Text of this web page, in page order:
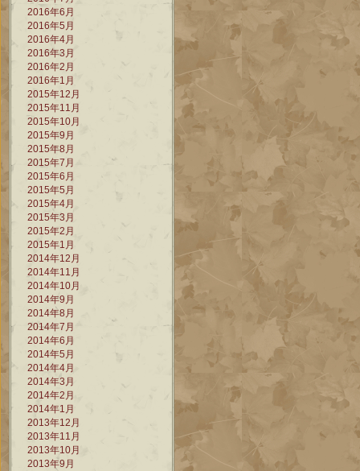
2016年6月
2016年5月
2016年4月
2016年3月
2016年2月
2016年1月
2015年12月
2015年11月
2015年10月
2015年9月
2015年8月
2015年7月
2015年6月
2015年5月
2015年4月
2015年3月
2015年2月
2015年1月
2014年12月
2014年11月
2014年10月
2014年9月
2014年8月
2014年7月
2014年6月
2014年5月
2014年4月
2014年3月
2014年2月
2014年1月
2013年12月
2013年11月
2013年10月
2013年9月